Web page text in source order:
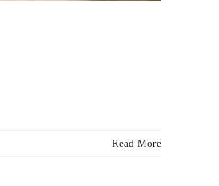
Read More